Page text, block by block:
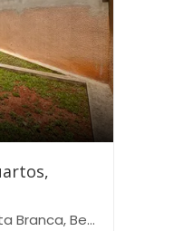
Horizonte-MG